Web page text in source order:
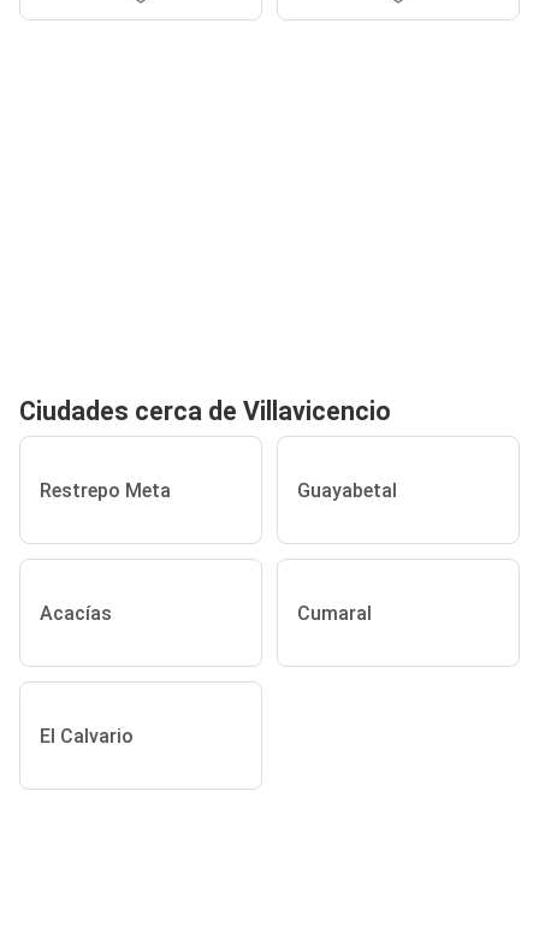
Ciudades cerca de Villavicencio
Restrepo Meta Guayabetal
Acacías Cumaral
El Calvario